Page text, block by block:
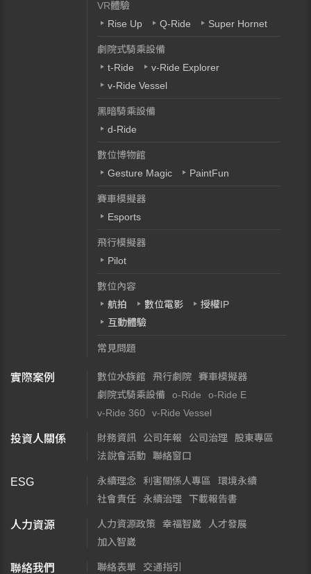
VR體驗
Rise Up
Q-Ride Super Hornet
劇院式騎乘設備
t-Ride
v-Ride Explorer
v-Ride Vessel
黑暗騎乘設備
d-Ride
數位博物館
Gesture Magic
PaintFun
賽車模擬器
Esports
飛行模擬器
Pilot
數位內容
航拍
數位電影
授權IP
互動體驗
常見問題
實際案例 數位水族館 飛行劇院
賽車模擬器
劇院式騎乘設備
o-Ride
o-Ride E
v-Ride 360
v-Ride Vessel
投資人關係 財務資訊 公司年報 公司治理
股東專區
法說會活動
聯絡窗口
ESG 永續理念 利害關係人專區
環境永續
社會責任
永續治理 下載報告書
人力資源 人力資源政策 幸福智崴
人才發展
加入智崴
聯絡我們 聯絡表單 交通指引